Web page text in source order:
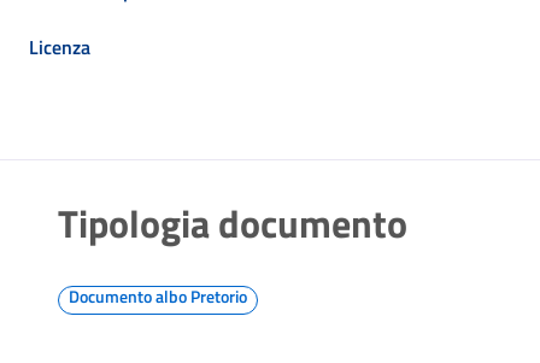
Licenza
Tipologia documento
Documento albo Pretorio